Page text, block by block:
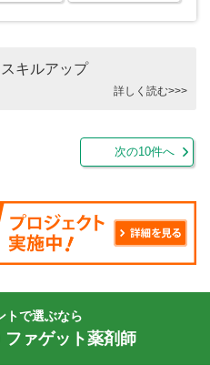
キルアップ
詳しく読む>>>
次の10件へ
トで選ぶなら
ファゲット薬剤師